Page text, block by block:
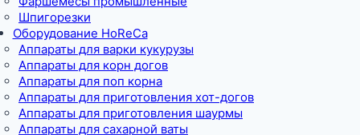
Шпигорезки
Оборудование HoReCa
Аппараты для варки кукурузы
Аппараты для корн догов
Аппараты для поп корна
Аппараты для приготовления хот-догов
Аппараты для приготовления шаурмы
Аппараты для сахарной ваты